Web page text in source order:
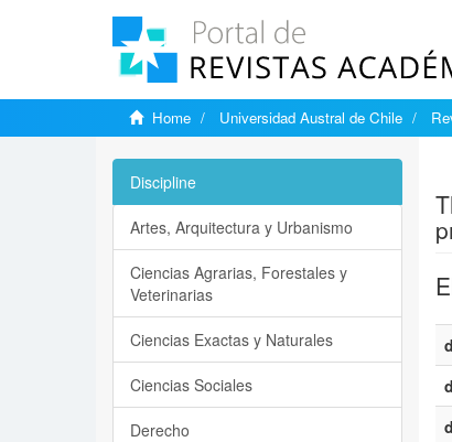
Home Universidad Austral de Chile
Discipline
Artes, Arquitectura y Urbanismo
Ciencias Agrarias, Forestales y
Veterinarias
Ciencias Exactas y Naturales
Ciencias Sociales
Derecho